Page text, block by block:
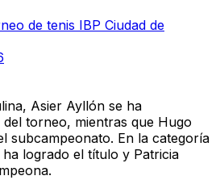
de tenis IBP Ciudad de
Asier Ayllón se ha
torneo, mientras que Hugo
subcampeonato. En la categoría
logrado el título y Patricia